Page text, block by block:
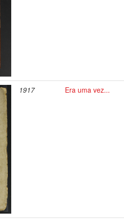
1917 Era uma vez...